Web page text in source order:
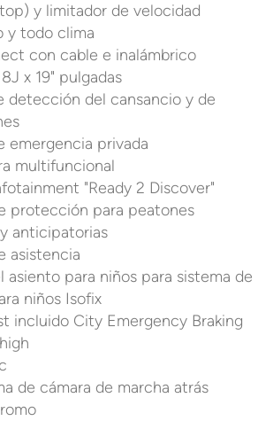
y limitador de velocidad
y todo clima
con cable e inalámbrico
x 19" pulgadas
detección del cansancio y de
emergencia privada
multifuncional
"Ready 2 Discover"
protección para peatones
anticipatorias
asistencia
asiento para niños para sistema de
niños Isofix
incluido City Emergency Braking
de cámara de marcha atrás